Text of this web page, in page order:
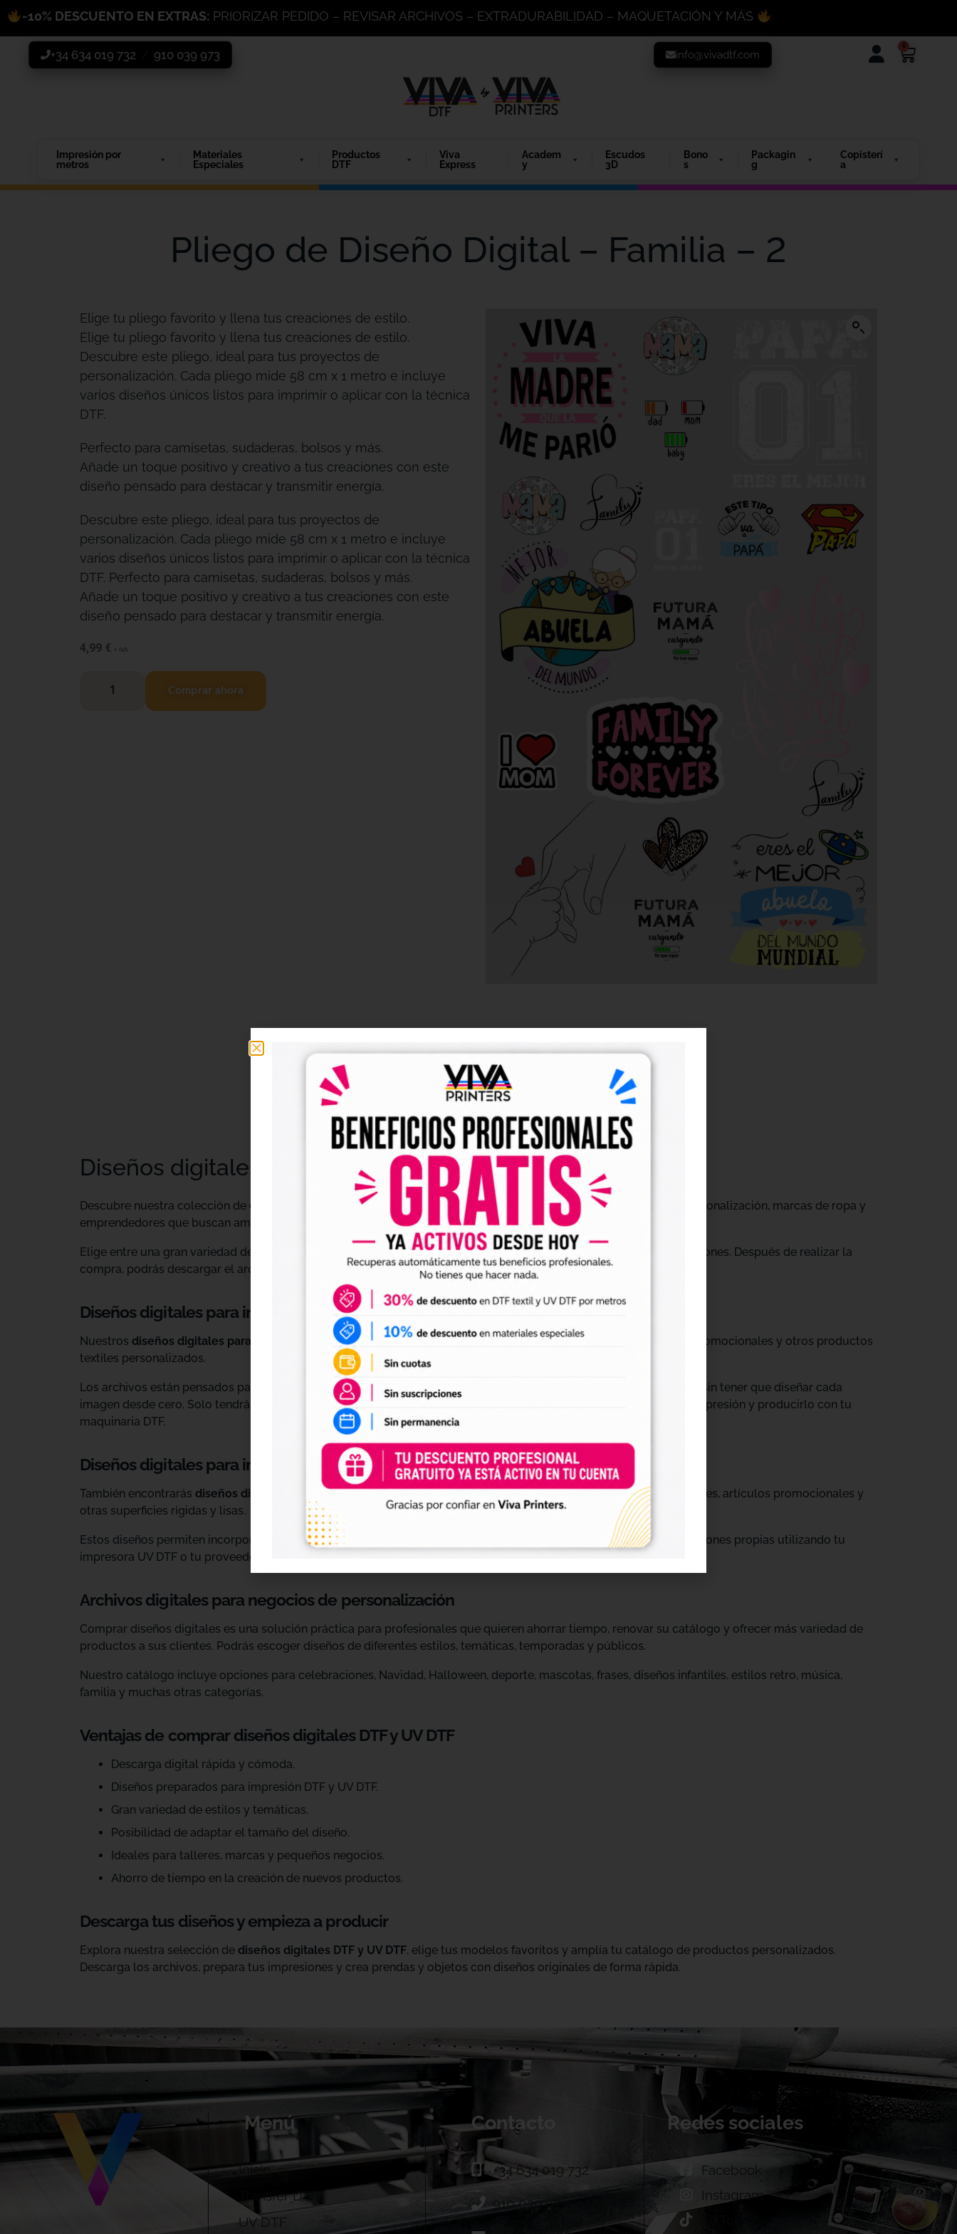
-10% DESCUENTO EN EXTRAS: PRIORIZAR PEDIDO – REVISAR ARCHIVOS – EXTRADURABILIDAD – MAQUETACIÓN Y MÁS
0
+34 634 019 732 910 039 973 info@vivadtf.com
Impresión por
metros
Materiales
Especiales
Productos
DTF
Viva
Express
Academ
y
Escudos
3D
Bono
s
Packagin
g
Copisterí
a
Pliego de Diseño Digital – Familia – 2
Elige tu pliego favorito y llena tus creaciones de estilo.
Elige tu pliego favorito y llena tus creaciones de estilo.
Descubre este pliego, ideal para tus proyectos de
personalización. Cada pliego mide 58 cm x 1 metro e incluye
varios diseños únicos listos para imprimir o aplicar con la técnica
DTF.
Perfecto para camisetas, sudaderas, bolsos y más.
Añade un toque positivo y creativo a tus creaciones con este
diseño pensado para destacar y transmitir energía.
Descubre este pliego, ideal para tus proyectos de
personalización. Cada pliego mide 58 cm x 1 metro e incluye
varios diseños únicos listos para imprimir o aplicar con la técnica
DTF. Perfecto para camisetas, sudaderas, bolsos y más.
Añade un toque positivo y creativo a tus creaciones con este
diseño pensado para destacar y transmitir energía.
4,99 € + IVA
Comprar ahora
DESCRIPCIÓN
Diseños digitales DTF y UV DTF listos para descargar
Descubre nuestra colección de diseños digitales DTF y UV DTF
, creados para talleres de impresión, negocios de personalización, marcas de ropa y
emprendedores que buscan ampliar su catálogo de forma rápida y sencilla.
Elige entre una gran variedad de diseños individuales y archivos digitales preparados para incorporar a tus producciones. Después de realizar la
compra, podrás descargar el archivo y utilizarlo en tus trabajos de impresión DTF o UV DTF.
Diseños digitales para impresión DTF textil
Nuestros diseños digitales para DTF
son ideales para crear camisetas, sudaderas, tote bags, ropa infantil, prendas promocionales y otros productos
textiles personalizados.
Los archivos están pensados para facilitar la preparación de tus impresiones y ayudarte a crear nuevas colecciones sin tener que diseñar cada
imagen desde cero. Solo tendrás que adaptar el tamaño a tus necesidades, preparar el archivo en tu programa de impresión y producirlo con tu
maquinaria DTF.
Diseños digitales para impresión UV DTF
También encontrarás diseños digitales para UV DTF, perfectos para personalizar vasos, botellas, termos, cajas, envases, artículos promocionales y
otras superficies rígidas y lisas.
Estos diseños permiten incorporar nuevas opciones a tu catálogo de personalización de objetos y preparar producciones propias utilizando tu
impresora UV DTF o tu proveedor habitual de impresión.
Archivos digitales para negocios de personalización
Comprar diseños digitales es una solución práctica para profesionales que quieren ahorrar tiempo, renovar su catálogo y ofrecer más variedad de
productos a sus clientes. Podrás escoger diseños de diferentes estilos, temáticas, temporadas y públicos.
Nuestro catálogo incluye opciones para celebraciones, Navidad, Halloween, deporte, mascotas, frases, diseños infantiles, estilos retro, música,
familia y muchas otras categorías.
Ventajas de comprar diseños digitales DTF y UV DTF
Descarga digital rápida y cómoda.
Diseños preparados para impresión DTF y UV DTF.
Gran variedad de estilos y temáticas.
Posibilidad de adaptar el tamaño del diseño.
Ideales para talleres, marcas y pequeños negocios.
Ahorro de tiempo en la creación de nuevos productos.
Descarga tus diseños y empieza a producir
Explora nuestra selección de diseños digitales DTF y UV DTF, elige tus modelos favoritos y amplía tu catálogo de productos personalizados.
Descarga los archivos, prepara tus impresiones y crea prendas y objetos con diseños originales de forma rápida.
Menú
Inicio
Transfer DTF
UV DTF
Contacto
+34 634 019 732
910 039 973
Redes sociales
Facebook
Instagram